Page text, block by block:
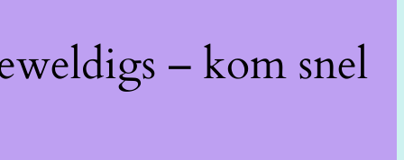
– kom snel